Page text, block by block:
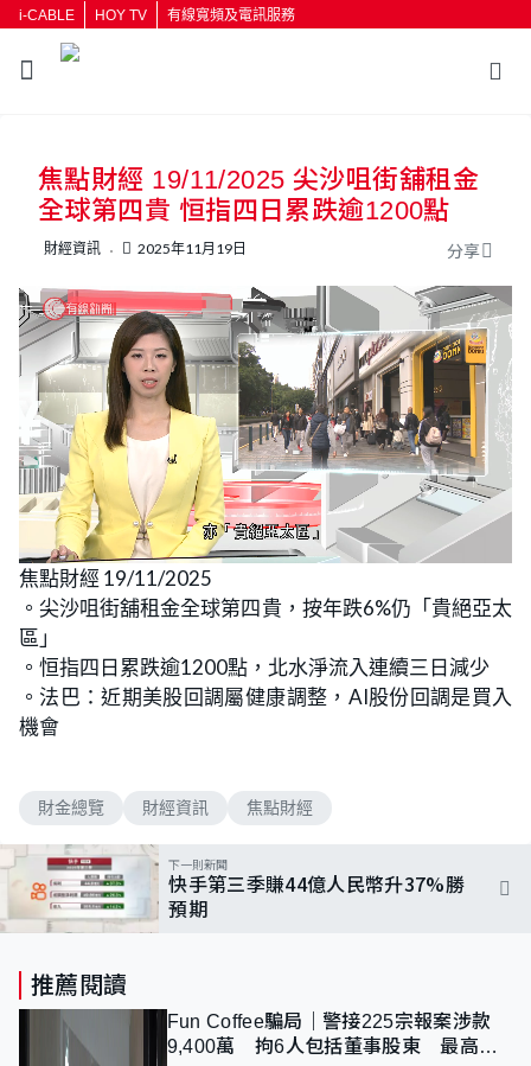
i-CABLE HOY TV 有線寬頻及電訊服務
按輸入鍵開始搜尋
焦點財經 19/11/2025 尖沙咀街舖租金
全球第四貴 恒指四日累跌逾1200點
財經資訊 2025年11月19日 分享
U
n
m
t
e
L
o
a
d
e
d
.
7
7
%
焦點財經 19/11/2025
。尖沙咀街舖租金全球第四貴，按年跌6%仍「貴絕亞太
區」
。恒指四日累跌逾1200點，北水淨流入連續三日減少
。法巴：近期美股回調屬健康調整，AI股份回調是買入
機會
財金總覽 財經資訊 焦點財經
下一則新聞
快手第三季賺44億人民幣升37%勝
預期
推薦閱讀
Fun Coffee騙局｜警接225宗報案涉款
9,400萬 拘6人包括董事股東 最高金